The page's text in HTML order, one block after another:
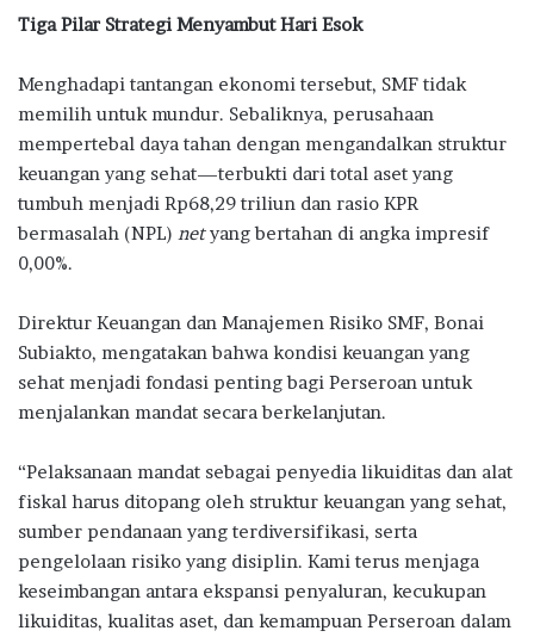
Tiga Pilar Strategi Menyambut Hari Esok
Menghadapi tantangan ekonomi tersebut, SMF tidak
memilih untuk mundur. Sebaliknya, perusahaan
mempertebal daya tahan dengan mengandalkan struktur
keuangan yang sehat—terbukti dari total aset yang
tumbuh menjadi Rp68,29 triliun dan rasio KPR
bermasalah (NPL) netyang bertahan di angka impresif
0,00%.
Direktur Keuangan dan Manajemen Risiko SMF, Bonai
Subiakto, mengatakan bahwa kondisi keuangan yang
sehat menjadi fondasi penting bagi Perseroan untuk
menjalankan mandat secara berkelanjutan.
“Pelaksanaan mandat sebagai penyedia likuiditas dan alat
fiskal harus ditopang oleh struktur keuangan yang sehat,
sumber pendanaan yang terdiversifikasi, serta
pengelolaan risiko yang disiplin. Kami terus menjaga
keseimbangan antara ekspansi penyaluran, kecukupan
likuiditas, kualitas aset, dan kemampuan Perseroan dalam